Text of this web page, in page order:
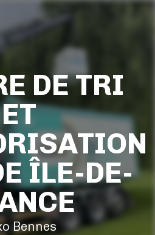
DE TRI
ET
ÎLE-DE-
Bennes